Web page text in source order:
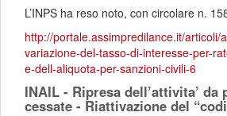
L’INPS ha reso noto, con circolare n.
http://portale.assimpredilance.it/articoli/
variazione-del-tasso-di-interesse-per-
e-dell-aliquota-per-sanzioni-civili-6
INAIL - Ripresa dell’attivita’
cessate - Riattivazione del